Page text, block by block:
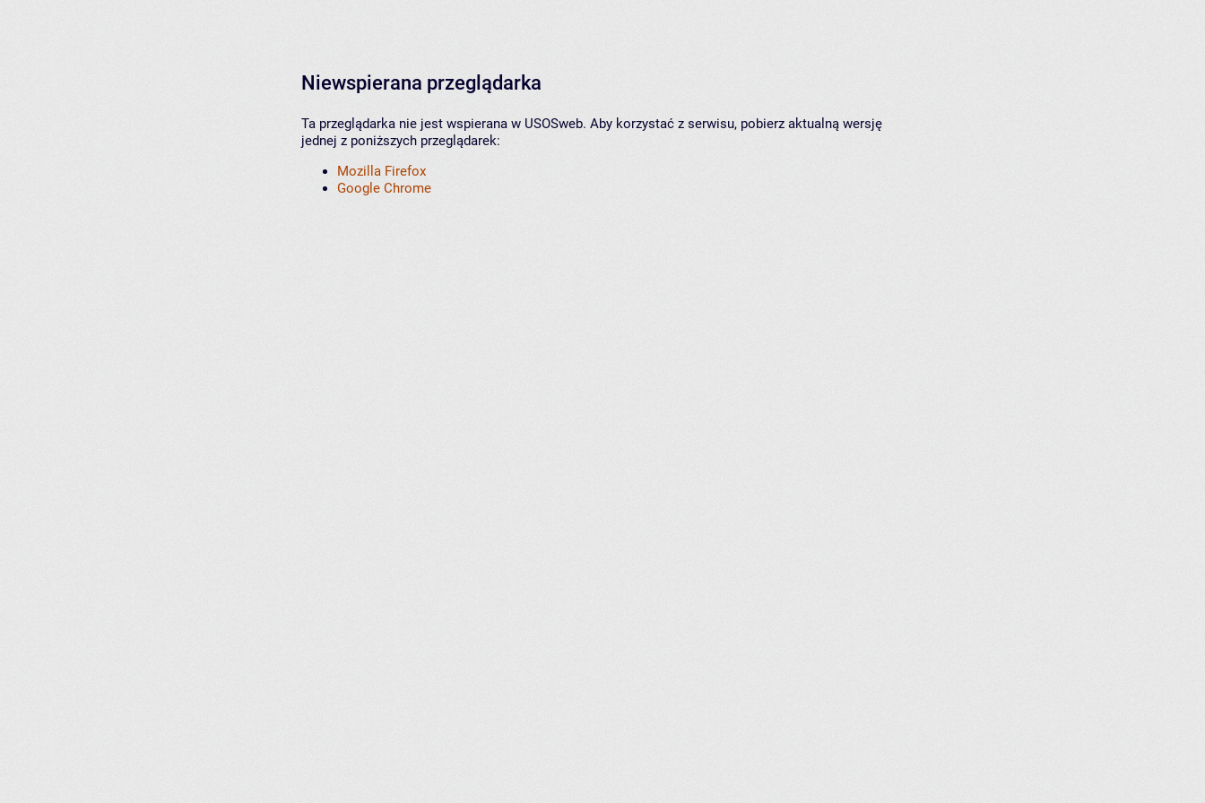
Niewspierana przeglądarka
Ta przeglądarka nie jest wspierana w USOSweb. Aby korzystać z serwisu, pobierz aktualną wersję
jednej z poniższych przeglądarek:
Mozilla Firefox
Google Chrome